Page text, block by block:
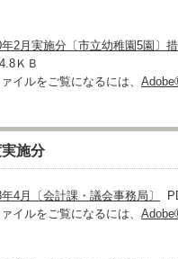
2月実施分〔市立幼稚園5園〕
ＫＢ
イルをご覧になるには、
施分
4月〔会計課・議会事務局〕
イルをご覧になるには、